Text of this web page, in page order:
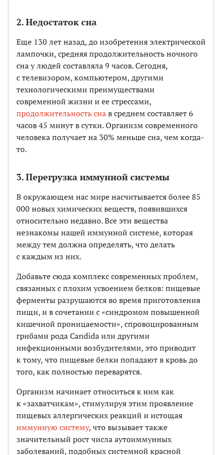
2. Недостаток сна
Еще 130 лет назад, до изобретения электрической
лампочки, средняя продолжительность ночного
сна у людей составляла 9 часов. Сегодня,
с телевизором, компьютером, другими
технологическими преимуществами
современной жизни и ее стрессами,
продолжительность снав среднем составляет 6
часов 45 минут в сутки. Организм современного
человека получает на 30% меньше сна, чем когда-
то.
3. Перегрузка иммунной системы
В окружающем нас мире насчитывается более 85
000 новых химических веществ, появившихся
относительно недавно. Все эти вещества
незнакомы нашей иммунной системе, которая
между тем должна определять, что делать
с каждым из них.
Добавьте сюда комплекс современных проблем,
связанных с плохим усвоением белков: пищевые
ферменты разрушаются во время приготовления
пищи, и в сочетании с «синдромом повышенной
кишечной проницаемости», спровоцированным
грибами рода Candida или другими
инфекционными возбудителями, это приводит
к тому, что пищевые белки попадают в кровь до
того, как полностью переварятся.
Организм начинает относиться к ним как
к «захватчикам», стимулируя этим проявление
пищевых аллергических реакций и истощая
иммунную систему, что вызывает также
значительный рост числа аутоиммунных
заболеваний, подобных системной красной